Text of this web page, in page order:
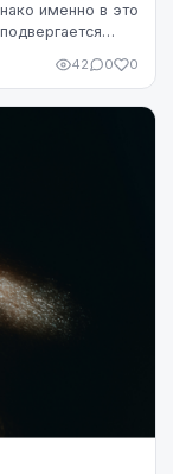
именно в это
42 0 0